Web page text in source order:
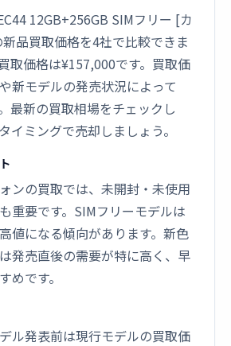
12GB+256GB SIMフリー [カ
品買取価格を4社で比較できま
取価格は¥157,000です。買取価
新モデルの発売状況によって
最新の買取相場をチェックし
イミングで売却しましょう。
ンの買取では、未開封・未使用
重要です。SIMフリーモデルは
値になる傾向があります。新色
発売直後の需要が特に高く、早
めです。
ル発表前は現行モデルの買取価